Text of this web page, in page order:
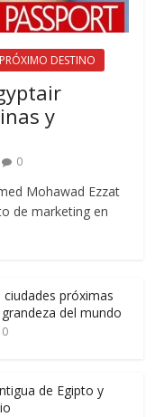
PRÓXIMO DESTINO
y
0
Mohawad Ezzat
de marketing en
próximas
del mundo
0
de Egipto y